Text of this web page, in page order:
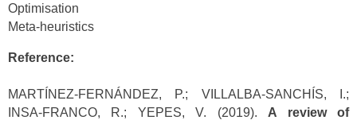
Optimisation
Meta-heuristics
Reference:
MARTÍNEZ-FERNÁNDEZ, P.; VILLALBA-SANCHÍS, I.;
INSA-FRANCO, R.; YEPES, V. (2019). A review of